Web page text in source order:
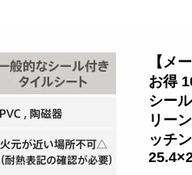
【メ
お得
シー
リー
ッチ